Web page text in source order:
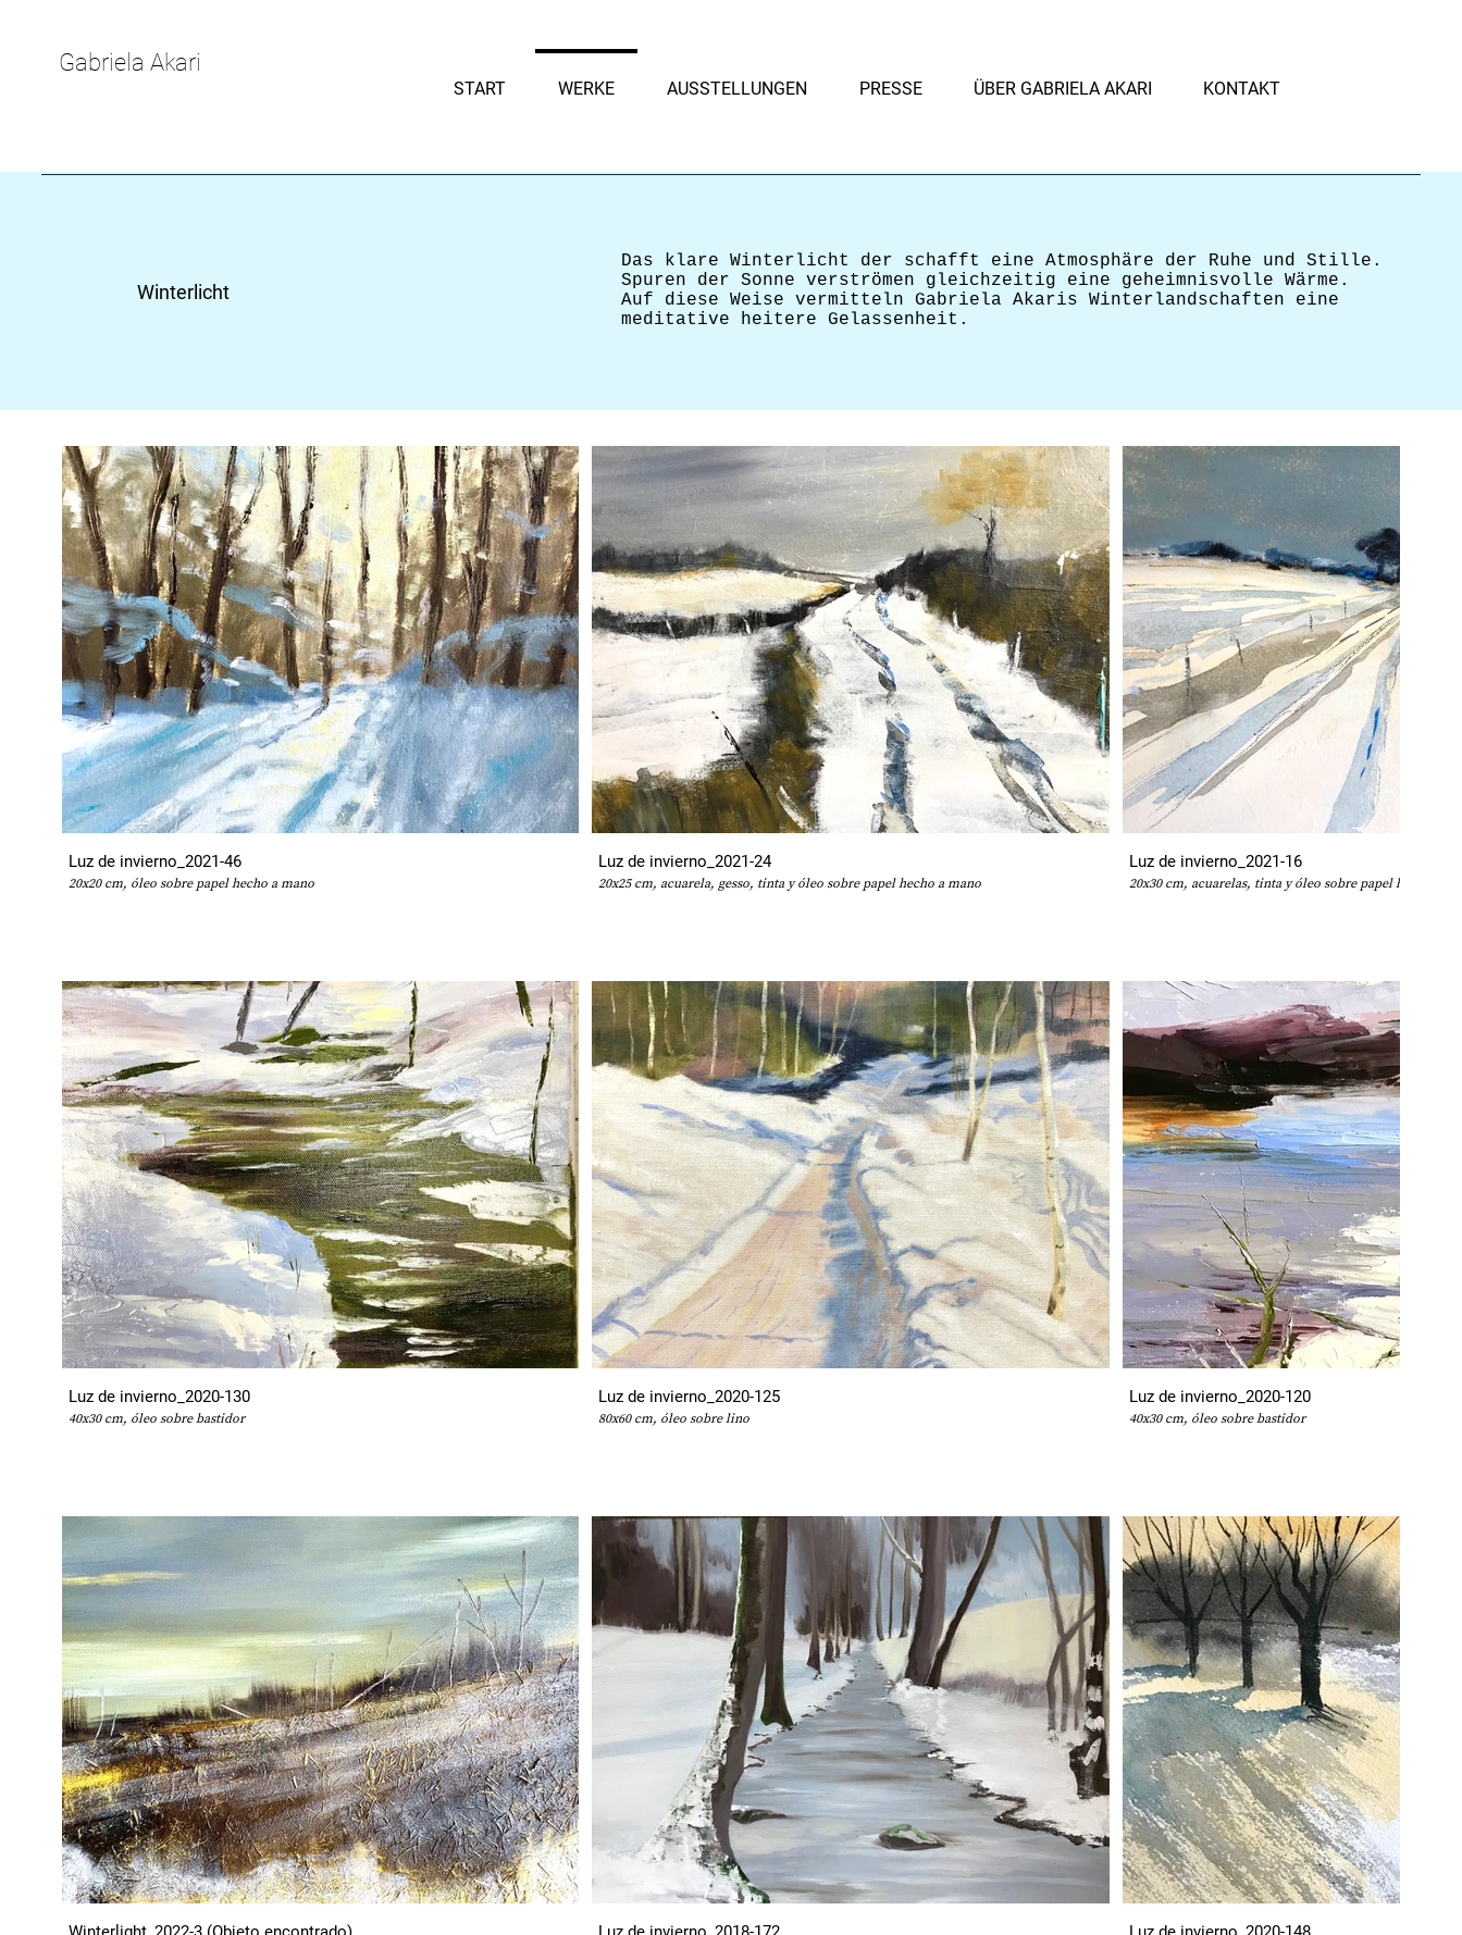
Gabriela Akari
START WERKE AUSSTELLUNGEN PRESSE ÜBER GABRIELA AKARI KONTAKT
Das klare Winterlicht der schafft eine Atmosphäre der Ruhe und Stille.
Spuren der Sonne verströmen gleichzeitig eine geheimnisvolle Wärme.
Auf diese Weise vermitteln Gabriela Akaris Winterlandschaften eine
meditative heitere Gelassenheit.
Winterlicht
Luz de invierno_2021-46
20x20 cm, óleo sobre papel hecho a mano
Luz de invierno_2021-24
20x25 cm, acuarela, gesso, tinta y óleo sobre papel hecho a mano
Luz de invierno_2021-16
20x30 cm, acuarelas, tinta y óleo sobre papel hecho a
Luz de invierno_2020-130
40x30 cm, óleo sobre bastidor
Luz de invierno_2020-125
80x60 cm, óleo sobre lino
Luz de invierno_2020-120
40x30 cm, óleo sobre bastidor